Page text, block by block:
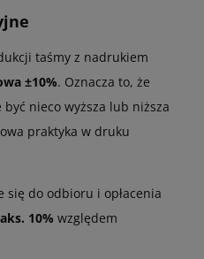
taśmy z nadrukiem
±10%. Oznacza to, że
nieco wyższa lub niższa
praktyka w druku
się do odbioru i opłacenia
10% względem